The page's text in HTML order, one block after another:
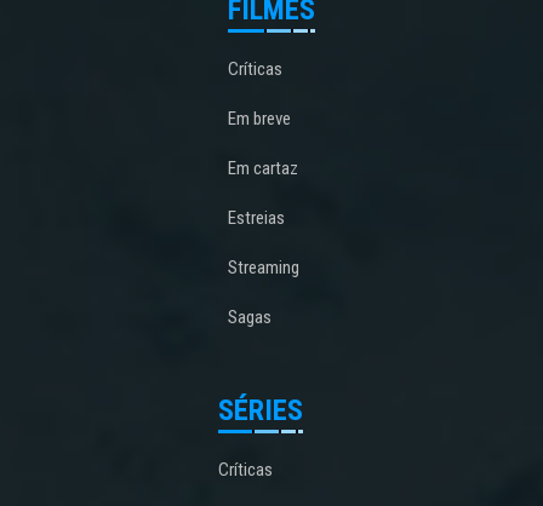
FILMES
Críticas
Em breve
Em cartaz
Estreias
Streaming
Sagas
SÉRIES
Críticas